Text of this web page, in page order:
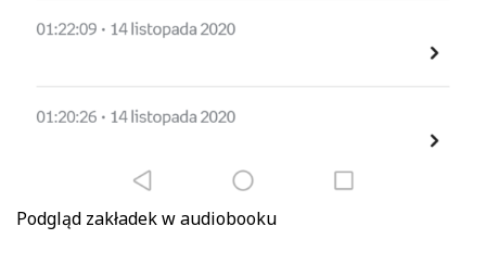
Podgląd zakładek w audiobooku